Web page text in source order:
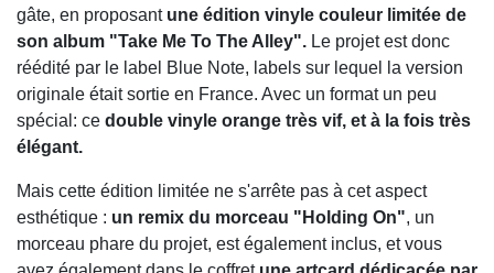
gâte, en proposant une édition vinyle couleur limitée de
son album "Take Me To The Alley". Le projet est donc
réédité par le label Blue Note, labels sur lequel la version
originale était sortie en France. Avec un format un peu
spécial: ce double vinyle orange très vif, et à la fois très
élégant.
Mais cette édition limitée ne s'arrête pas à cet aspect
esthétique : un remix du morceau "Holding On", un
morceau phare du projet, est également inclus, et vous